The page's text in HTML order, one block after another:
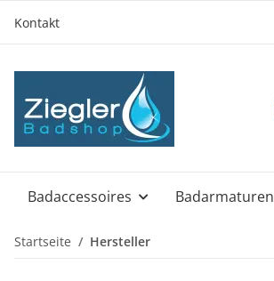
Kontakt
Badaccessoires Badarmaturen
Startseite Hersteller